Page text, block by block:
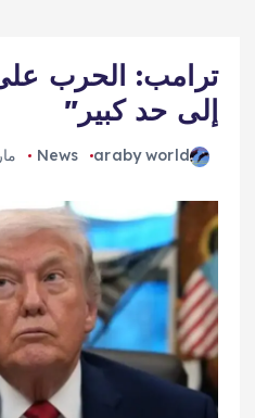
ترامب: الحرب
إلى حد كبير"
araby world
News